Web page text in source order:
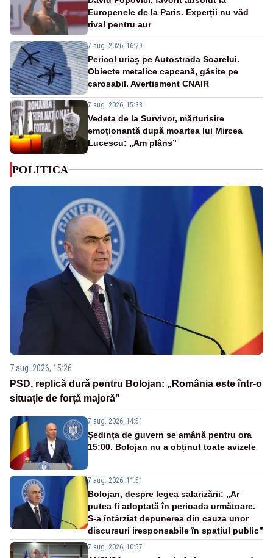
Europenele de la Paris. Experții nu văd
rival pentru aur
7 aug. 2026, 16:29
Pericol uriaș pe Autostrada Soarelui.
Obiecte metalice capcană, găsite pe
carosabil. Avertisment CNAIR
7 aug. 2026, 15:38
Vedeta de la Survivor, mărturisire
emoționantă după moartea lui Mircea
Lucescu: „Am plâns”
POLITICA
7 aug. 2026, 15:26
PSD, replică dură pentru Bolojan: „România este într-o
situație de forță majoră”
7 aug. 2026, 14:51
Ședința de guvern se amână pentru ora
15:00. Bolojan nu a obținut toate avizele
7 aug. 2026, 11:51
Bolojan, despre legea salarizării: „Ar
putea fi adoptată în perioada următoare.
S-a întârziat depunerea din cauza unor
discursuri iresponsabile în spaţiul public”
7 aug. 2026, 10:57